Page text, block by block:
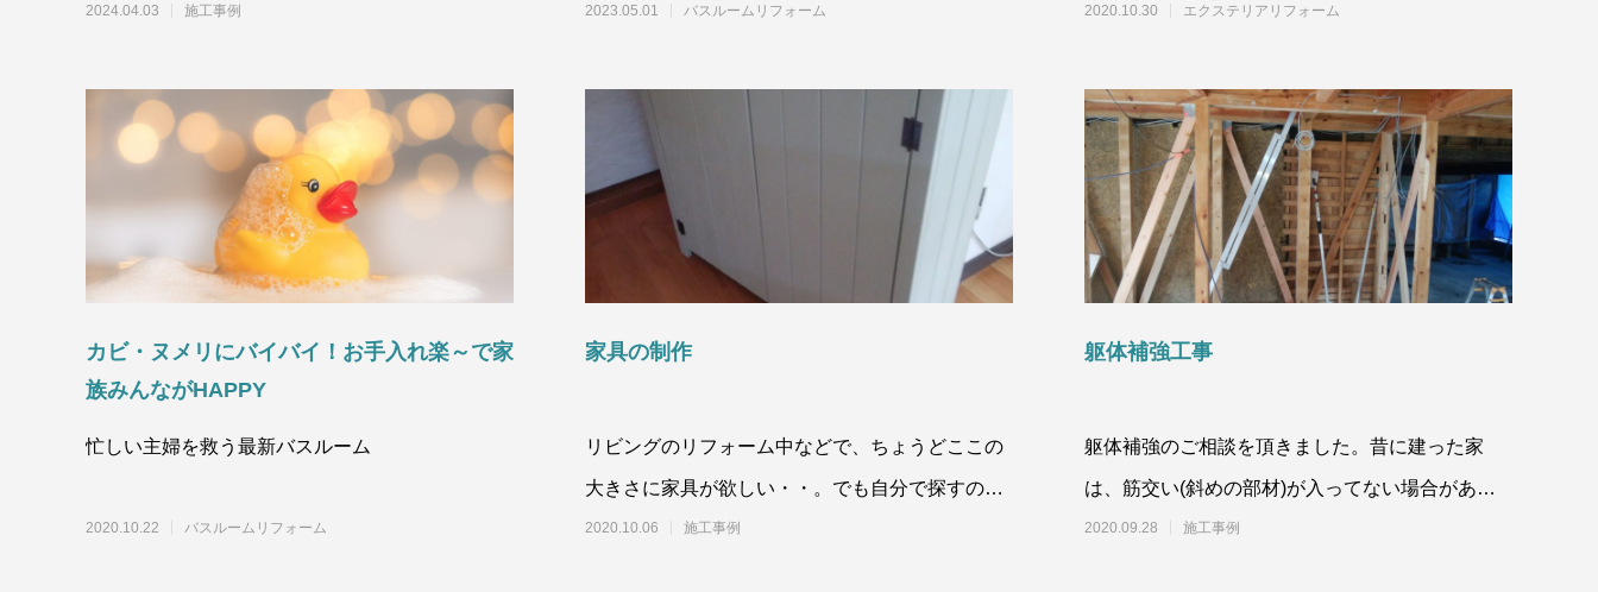
改修前は、全体的に経年による古さ
2024.04.03 施工事例 前】昔ながらのタイル張
2023.05.01 バスルームリフォーム す。雪が降っていたら寝ても寝た気になれない。
2020.10.30 エクステリアリフォーム
カビ・ヌメリにバイバイ！お手入れ楽～で家
族みんながHAPPY
忙しい主婦を救う最新バスルーム
2020.10.22 バスルームリフォーム
家具の制作
リビングのリフォーム中などで、ちょうどここの
大きさに家具が欲しい・・。でも自分で探すのも
煩わしいし、組むのも嫌だ。特にデザインにこだ
2020.10.06 施工事例
躯体補強工事
躯体補強のご相談を頂きました。昔に建った家
は、筋交い(斜めの部材)が入ってない場合があり
ます。筋交いがないと、建物自体の強度が弱く
2020.09.28 施工事例